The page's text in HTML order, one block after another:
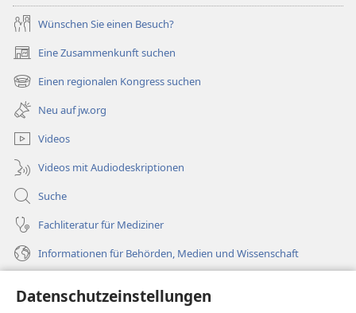
Datenschutzeinstellungen
Wünschen Sie einen Besuch?
Eine Zusammenkunft suchen
(öffnet
neues
Fenster)
Einen regionalen Kongress suchen
(öffnet
neues
Fenster)
Neu auf jw.org
Videos
Videos mit Audiodeskriptionen
Suche
Fachliteratur für Mediziner
Informationen für Behörden, Medien und Wissenschaft